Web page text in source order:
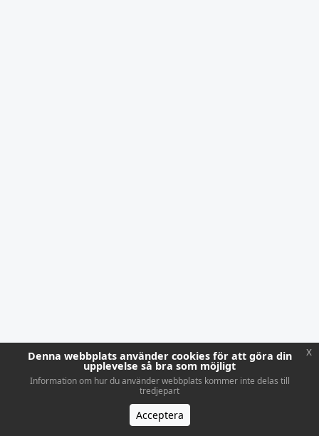
Denna webbplats använder cookies för att göra din
upplevelse så bra som möjligt
Information om hur du använder webbplats kommer inte delas till
tredjepart
Acceptera
x